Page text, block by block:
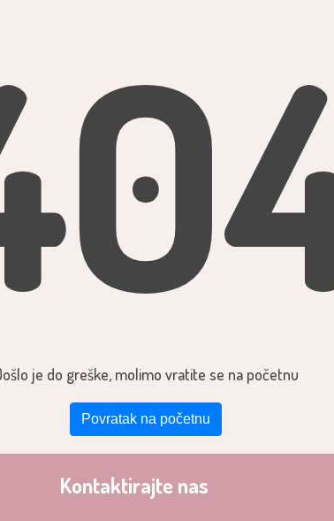
je do greške, molimo vratite se na početnu
Povratak na početnu
Kontaktirajte nas